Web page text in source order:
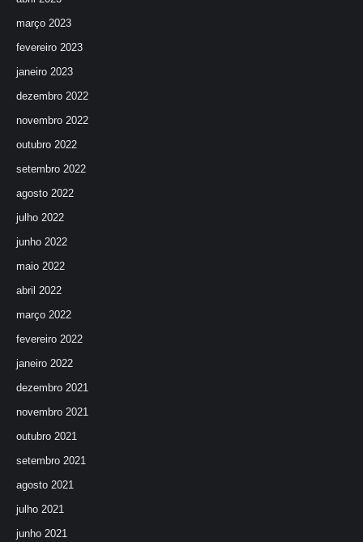
março 2023
fevereiro 2023
janeiro 2023
dezembro 2022
novembro 2022
outubro 2022
setembro 2022
agosto 2022
julho 2022
junho 2022
maio 2022
abril 2022
março 2022
fevereiro 2022
janeiro 2022
dezembro 2021
novembro 2021
outubro 2021
setembro 2021
agosto 2021
julho 2021
junho 2021